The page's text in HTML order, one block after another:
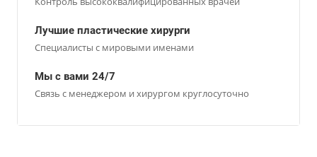
Лучшие пластические хирурги
Специалисты с мировыми именами
Мы с вами 24/7
Связь с менеджером и хирургом круглосуточно